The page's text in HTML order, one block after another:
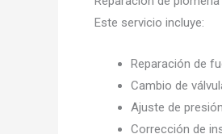
Este servicio incluye:
Reparación de
Cambio de
Ajuste de presión
Corrección de